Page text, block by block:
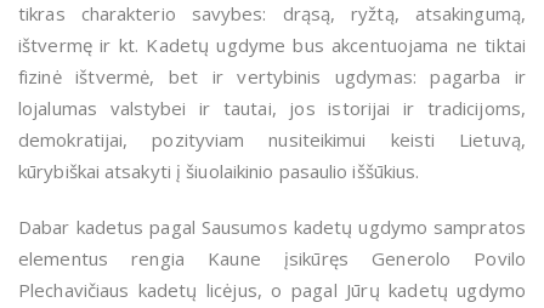
tikras charakterio savybes: drąsą, ryžtą, atsakingumą,
ištvermę ir kt. Kadetų ugdyme bus akcentuojama ne tiktai
fizinė ištvermė, bet ir vertybinis ugdymas: pagarba ir
lojalumas valstybei ir tautai, jos istorijai ir tradicijoms,
demokratijai, pozityviam nusiteikimui keisti Lietuvą,
kūrybiškai atsakyti į šiuolaikinio pasaulio iššūkius.
Dabar kadetus pagal Sausumos kadetų ugdymo sampratos
elementus rengia Kaune įsikūręs Generolo Povilo
Plechavičiaus kadetų licėjus, o pagal Jūrų kadetų ugdymo